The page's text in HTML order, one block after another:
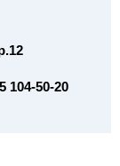
104-50-20